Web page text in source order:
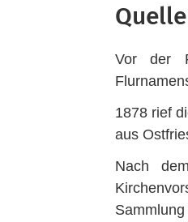
Vor der
1878 rief
aus
Nach